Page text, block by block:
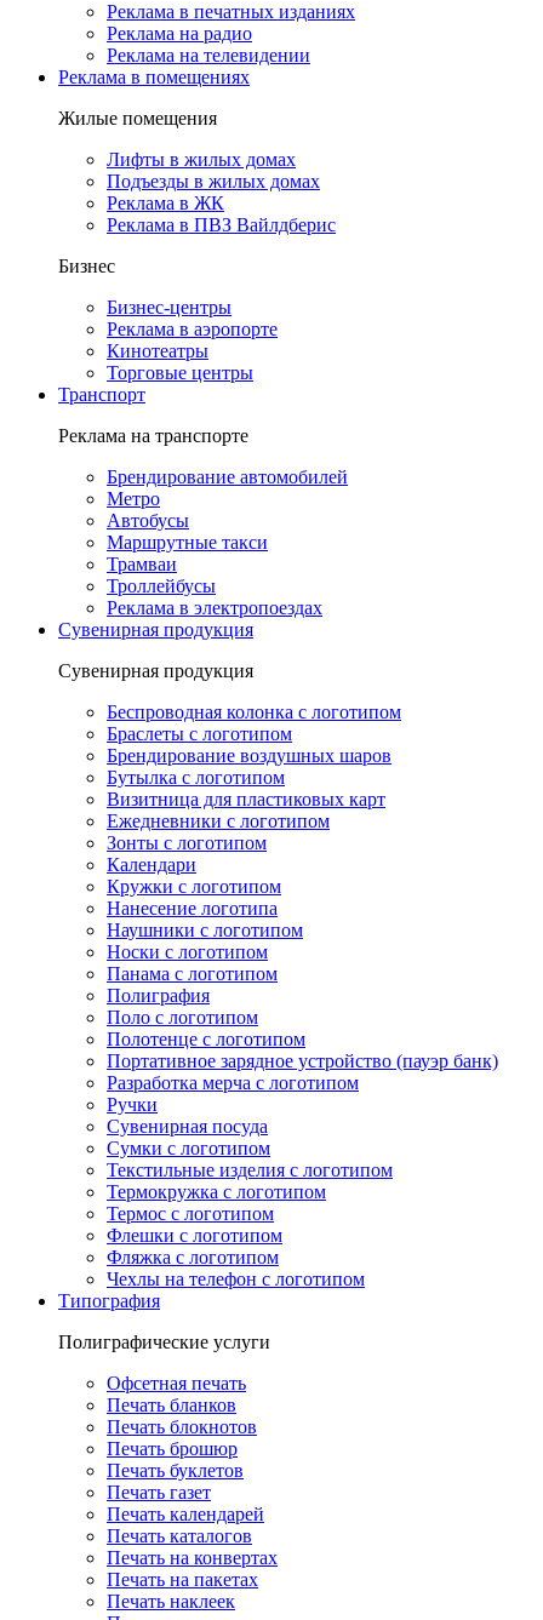
Реклама в печатных изданиях
Реклама на радио
Реклама на телевидении
Реклама в помещениях
Жилые помещения
Лифты в жилых домах
Подъезды в жилых домах
Реклама в ЖК
Реклама в ПВЗ Вайлдберис
Бизнес
Бизнес-центры
Реклама в аэропорте
Кинотеатры
Торговые центры
Транспорт
Реклама на транспорте
Брендирование автомобилей
Метро
Автобусы
Маршрутные такси
Трамваи
Троллейбусы
Реклама в электропоездах
Сувенирная продукция
Сувенирная продукция
Беспроводная колонка с логотипом
Браслеты с логотипом
Брендирование воздушных шаров
Бутылка с логотипом
Визитница для пластиковых карт
Ежедневники с логотипом
Зонты с логотипом
Календари
Кружки с логотипом
Нанесение логотипа
Наушники с логотипом
Носки с логотипом
Панама с логотипом
Полиграфия
Поло с логотипом
Полотенце с логотипом
Портативное зарядное устройство (пауэр банк)
Разработка мерча с логотипом
Ручки
Сувенирная посуда
Сумки с логотипом
Текстильные изделия с логотипом
Термокружка с логотипом
Термос с логотипом
Флешки с логотипом
Фляжка с логотипом
Чехлы на телефон с логотипом
Типография
Полиграфические услуги
Офсетная печать
Печать бланков
Печать блокнотов
Печать брошюр
Печать буклетов
Печать газет
Печать календарей
Печать каталогов
Печать на конвертах
Печать на пакетах
Печать наклеек